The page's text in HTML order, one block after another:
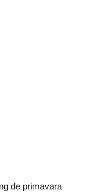
de primavara